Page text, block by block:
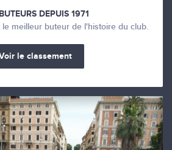
DEPUIS 1971
meilleur buteur de l'histoire du club.
le classement